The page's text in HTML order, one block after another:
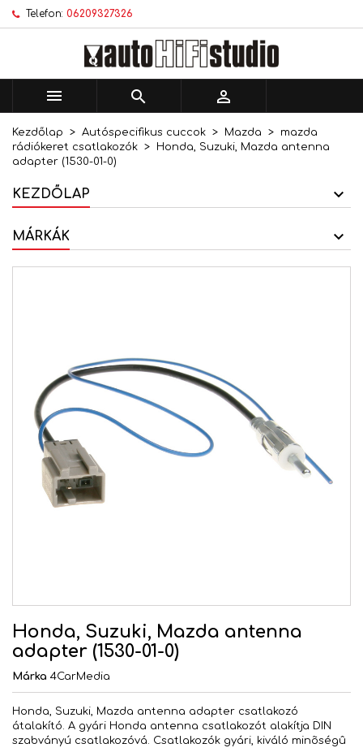
Telefon: 06209327326
  
Kezdőlap Autóspecifikus cuccok Mazda
mazda
rádiókeret csatlakozók
Honda, Suzuki, Mazda antenna
adapter (1530-01-0)
KEZDŐLAP
MÁRKÁK
Honda, Suzuki, Mazda antenna
adapter (1530-01-0)
Márka 4CarMedia
Honda, Suzuki, Mazda antenna adapter csatlakozó
átalakító. A gyári Honda antenna csatlakozót alakítja DIN
szabványú csatlakozóvá. Csatlakozók gyári, kiváló minõségû
Kívánságlistáim ×
Új lista létrehozása
Kívánságlista létrehozása ×
Kívánságlista neve
Mégsem
Bejelentkezés ×
történő mentéséhez.
Mégsem Bejelentkezés